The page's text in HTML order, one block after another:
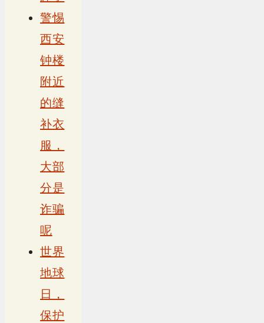
警惕
西安
钟楼
附近
的缝
补衣
服，
大部
分是
诈骗
呢
世界
地球
日，
保护